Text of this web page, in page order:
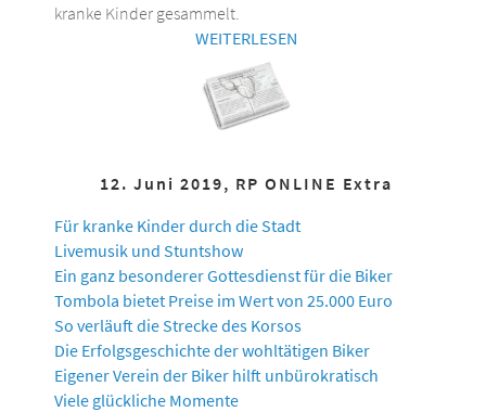
kranke Kinder gesammelt.
WEITERLESEN
12. Juni 2019, RP ONLINE Extra
Für kranke Kinder durch die Stadt
Livemusik und Stuntshow
Ein ganz besonderer Gottesdienst für die Biker
Tombola bietet Preise im Wert von 25.000 Euro
So verläuft die Strecke des Korsos
Die Erfolgsgeschichte der wohltätigen Biker
Eigener Verein der Biker hilft unbürokratisch
Viele glückliche Momente